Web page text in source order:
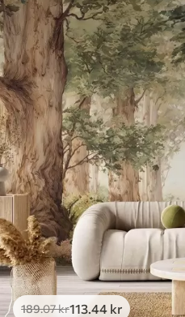
189.07kr113.44 kr